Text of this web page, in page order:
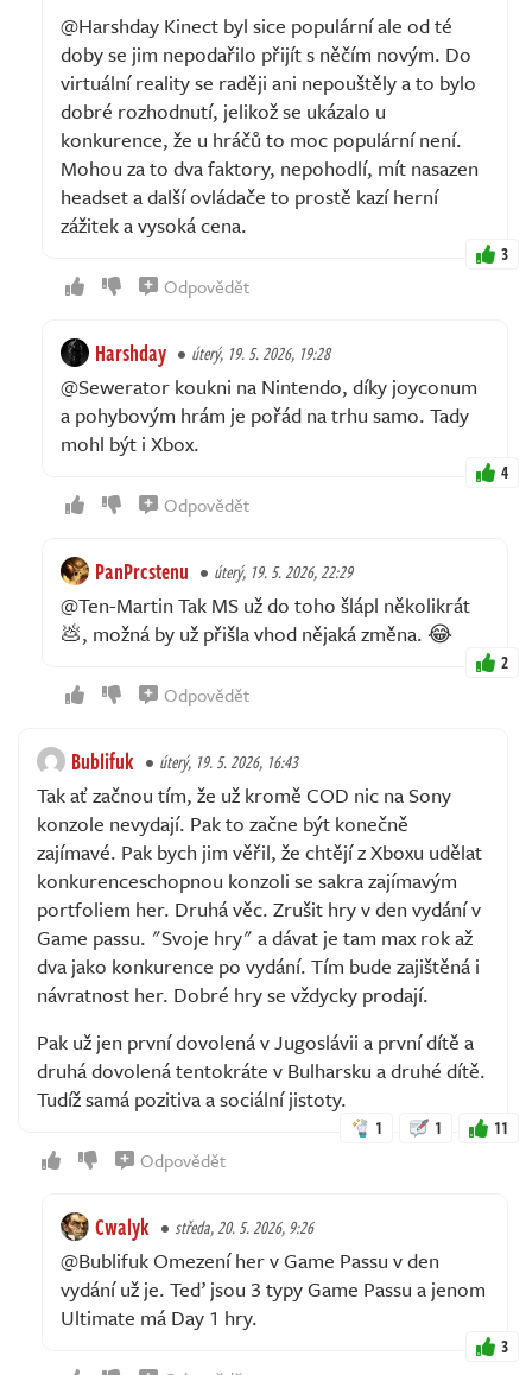
@Harshday Kinect byl sice populární ale od té
doby se jim nepodařilo přijít s něčím novým. Do
virtuální reality se raději ani nepouštěly a to bylo
dobré rozhodnutí, jelikož se ukázalo u
konkurence, že u hráčů to moc populární není.
Mohou za to dva faktory, nepohodlí, mít nasazen
headset a další ovládače to prostě kazí herní
zážitek a vysoká cena.
3
Odpovědět
Harshday úterý, 19. 5. 2026, 19:28
@Sewerator koukni na Nintendo, díky joyconum
a pohybovým hrám je pořád na trhu samo. Tady
mohl být i Xbox.
4
Odpovědět
PanPrcstenu úterý, 19. 5. 2026, 22:29
@Ten-Martin Tak MS už do toho šlápl několikrát
💩, možná by už přišla vhod nějaká změna. 😂
2
Odpovědět
Bublifuk úterý, 19. 5. 2026, 16:43
Tak ať začnou tím, že už kromě COD nic na Sony
konzole nevydají. Pak to začne být konečně
zajímavé. Pak bych jim věřil, že chtějí z Xboxu udělat
konkurenceschopnou konzoli se sakra zajímavým
portfoliem her. Druhá věc. Zrušit hry v den vydání v
Game passu. "Svoje hry" a dávat je tam max rok až
dva jako konkurence po vydání. Tím bude zajištěná i
návratnost her. Dobré hry se vždycky prodají.
Pak už jen první dovolená v Jugoslávii a první dítě a
druhá dovolená tentokráte v Bulharsku a druhé dítě.
Tudíž samá pozitiva a sociální jistoty.
1 1 11
Odpovědět
Cwalyk středa, 20. 5. 2026, 9:26
@Bublifuk Omezení her v Game Passu v den
vydání už je. Teď jsou 3 typy Game Passu a jenom
Ultimate má Day 1 hry.
3